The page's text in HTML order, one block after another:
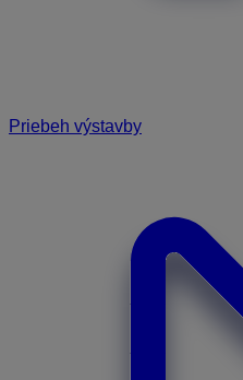
Priebeh výstavby